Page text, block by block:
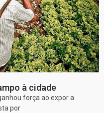
à cidade
força ao expor a
por